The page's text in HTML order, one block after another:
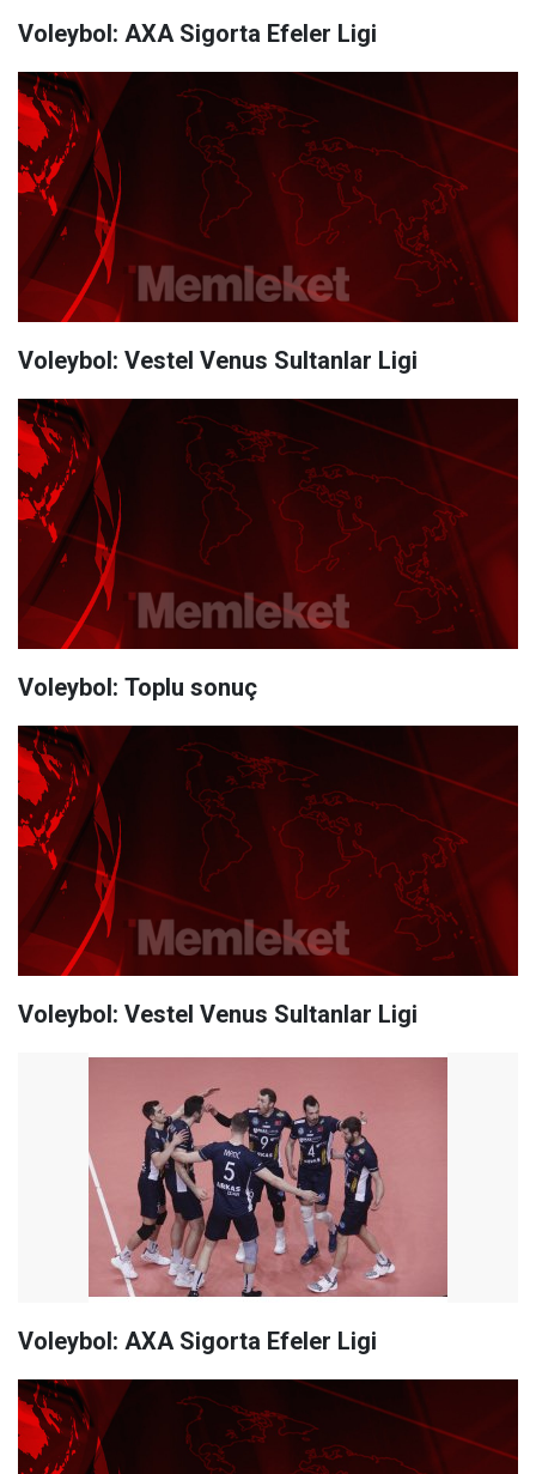
Voleybol: AXA Sigorta Efeler Ligi
Voleybol: Vestel Venus Sultanlar Ligi
Voleybol: Toplu sonuç
Voleybol: Vestel Venus Sultanlar Ligi
Voleybol: AXA Sigorta Efeler Ligi